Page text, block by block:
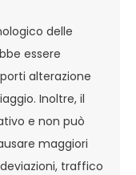
delle
essere
alterazione
Inoltre, il
e non può
maggiori
traffico